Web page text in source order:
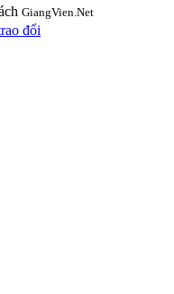
GiangVien.Net
đổi